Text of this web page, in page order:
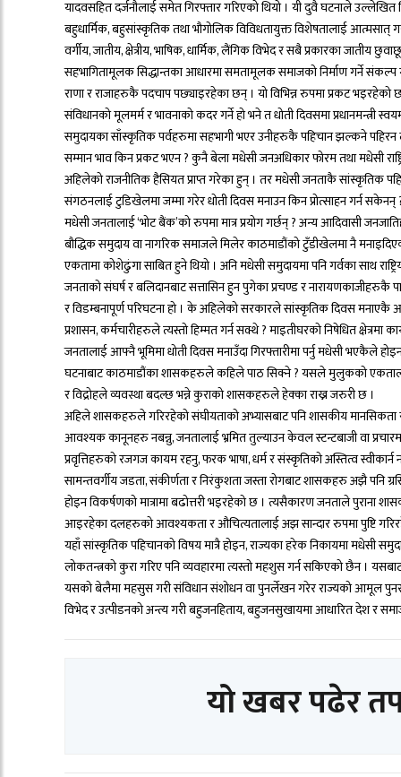
यादवसहित दर्जनौलाई समेत गिरफ्तार गरिएको थियो । यी दुवै घटनाले उल्लेखित
बहुधार्मिक, बहुसांस्कृतिक तथा भौगोलिक विविधतायुक्त विशेषतालाई आत्मसात्
वर्गीय, जातीय, क्षेत्रीय, भाषिक, धार्मिक, लैंगिक विभेद र सबै प्रकारका जातीय
सहभागितामूलक सिद्धान्तका आधारमा समतामूलक समाजको निर्माण गर्ने
राणा र राजाहरुकै पदचाप पछ्याइरहेका छन् । यो विभिन्न रुपमा प्रकट भइरहेको
संविधानको मूलमर्म र भावनाको कदर गर्ने हो भने त धोती दिवसमा प्रधानमन्त्री
समुदायका साँस्कृतिक पर्वहरुमा सहभागी भएर उनीहरुकै पहिचान झल्कने पहिरन
सम्मान भाव किन प्रकट भएन ? कुनै बेला मधेसी जनअधिकार फोरम तथा मधेसी
अहिलेको राजनीतिक हैसियत प्राप्त गरेका हुन् । तर मधेसी जनताकै सांस्कृतिक
संगठनलाई टुडिखेलमा जम्मा गरेर धोती दिवस मनाउन किन प्रोत्साहन गर्न
मधेसी जनतालाई ‘भोट बैंक’को रुपमा मात्र प्रयोग गर्छन् ? अन्य आदिवासी
बौद्धिक समुदाय वा नागरिक समाजले मिलेर काठमाडौंको टुँडीखेलमा नै
एकतामा कोशेढुंगा साबित हुने थियो । अनि मधेसी समुदायमा पनि गर्वका साथ
जनताको संघर्ष र बलिदानबाट सत्तासिन हुन पुगेका प्रचण्ड र नारायणकाजीहरुकै
र विडम्बनापूर्ण परिघटना हो । के अहिलेको सरकारले सांस्कृतिक दिवस मनाएकै
प्रशासन, कर्मचारीहरुले त्यस्तो हिम्मत गर्न सक्थे ? माइतीघरको निषेधित
जनतालाई आफ्नै भूमिमा धोती दिवस मनाउँदा गिरफ्तारीमा पर्नु मधेसी भएकैले
घटनाबाट काठमाडौंका शासकहरुले कहिले पाठ सिक्ने ? यसले मुलुकको
र विद्रोहले व्यवस्था बदल्छ भन्ने कुराको शासकहरुले हेक्का राख्न जरुरी छ ।
अहिले शासकहरुले गरिरहेको संघीयताको अभ्यासबाट पनि शासकीय मानसिकता
आवश्यक कानूनहरु नबन्नु, जनतालाई भ्रमित तुल्याउन केवल स्टन्टबाजी वा
प्रवृत्तिहरुको रजगज कायम रहनु, फरक भाषा, धर्म र संस्कृतिको अस्तित्व
सामन्तवर्गीय जडता, संकीर्णता र निरंकुशता जस्ता रोगबाट शासकहरु अझै पनि
होइन विकर्षणको मात्रामा बढोत्तरी भइरहेको छ । त्यसैकारण जनताले
आइरहेका दलहरुको आवश्यकता र औचित्यतालाई अझ सान्दार रुपमा पुष्टि
यहाँ सांस्कृतिक पहिचानको विषय मात्रै होइन, राज्यका हरेक निकायमा मधेसी
लोकतन्त्रको कुरा गरिए पनि व्यवहारमा त्यस्तो महशुस गर्न सकिएको छैन ।
यसको बेलैमा महसुस गरी संविधान संशोधन वा पुनर्लेखन गरेर राज्यको आमूल
विभेद र उत्पीडनको अन्त्य गरी बहुजनहिताय, बहुजनसुखायमा आधारित देश र
यो खबर पढेर